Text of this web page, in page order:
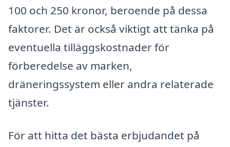
100 och 250 kronor, beroende på dessa
faktorer. Det är också viktigt att tänka på
eventuella tilläggskostnader för
förberedelse av marken,
dräneringssystem eller andra relaterade
tjänster.
För att hitta det bästa erbjudandet på